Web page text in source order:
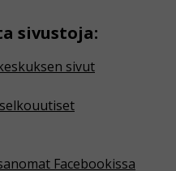
sivustoja:
sivut
selkouutiset
Facebookissa